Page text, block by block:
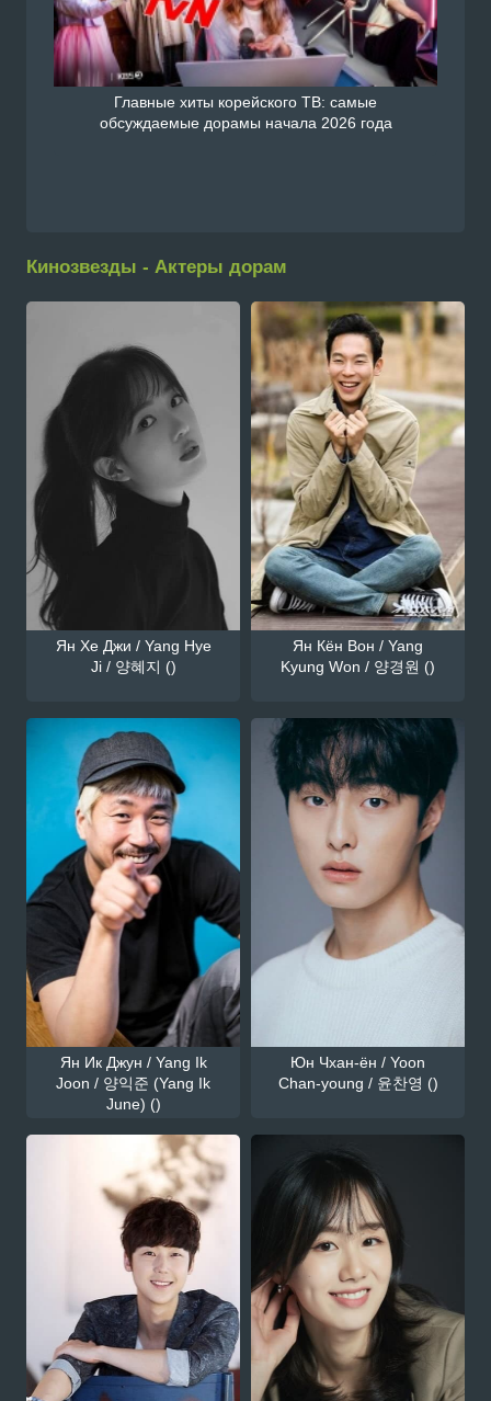
Главные хиты корейского ТВ: самые
обсуждаемые дорамы начала 2026 года
Кинозвезды - Актеры дорам
Ян Хе Джи / Yang Hye
Ji / 양혜지 ()
Ян Кён Вон / Yang
Kyung Won / 양경원 ()
Ян Ик Джун / Yang Ik
Joon / 양익준 (Yang Ik
June) ()
Юн Чхан-ён / Yoon
Chan-young / 윤찬영 ()